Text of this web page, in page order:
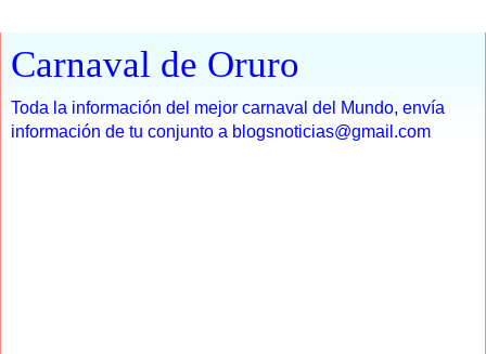
Carnaval de Oruro
Toda la información del mejor carnaval del Mundo, envía
información de tu conjunto a blogsnoticias@gmail.com